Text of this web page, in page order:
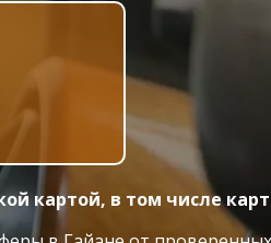
картой, в том числе